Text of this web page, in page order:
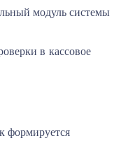
модуль системы
в кассовое
формируется